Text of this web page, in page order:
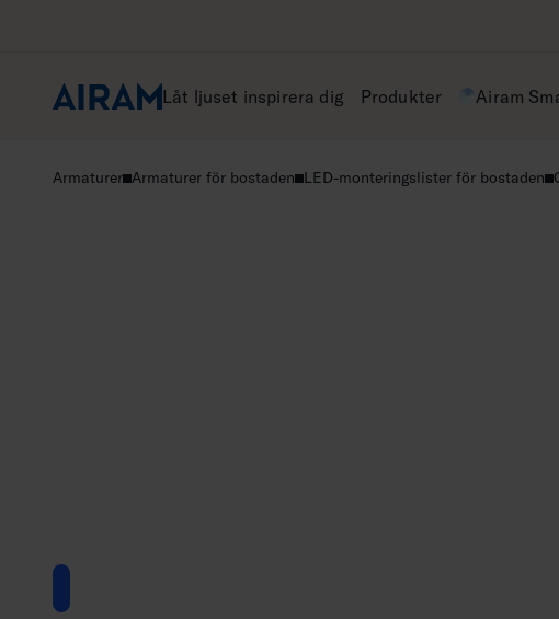
Låt ljuset inspirera dig Produkter Airam
Armaturer Armaturer för bostaden LED-monteringslister för bostaden